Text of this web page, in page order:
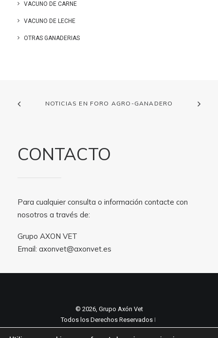
VACUNO DE CARNE
VACUNO DE LECHE
OTRAS GANADERIAS
NOTICIAS EN FORO AGRO-GANADERO
CONTACTO
Para cualquier consulta o información contacte con
nosotros a través de:
Grupo AXON VET
Email: axonvet@axonvet.es
© 2026, Grupo Axón Vet
Todos los Derechos Reservados ǀ